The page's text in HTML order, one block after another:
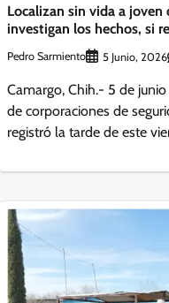
Localizan sin vida a joven
investigan los hechos, si
Pedro Sarmiento 5 Junio, 2026
Camargo, Chih.- 5 de
de corporaciones de
registró la tarde de este